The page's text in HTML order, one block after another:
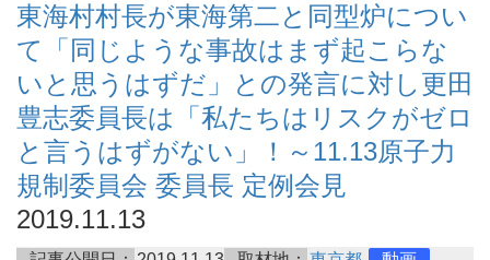
東海村村長が東海第二と同型炉につい
て「同じような事故はまず起こらな
いと思うはずだ」との発言に対し更田
豊志委員長は「私たちはリスクがゼロ
と言うはずがない」！～11.13原子力
規制委員会 委員長 定例会見
2019.11.13